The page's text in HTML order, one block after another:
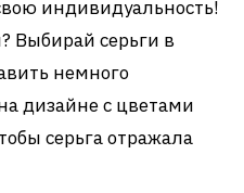
индивидуальность!
Выбирай серьги в
немного
дизайне с цветами
серьга отражала